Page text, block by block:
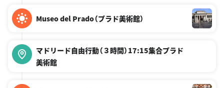
Museo del Prado（プラド美術館）
マドリード自由行動（３時間）17:15集合プラド
美術館